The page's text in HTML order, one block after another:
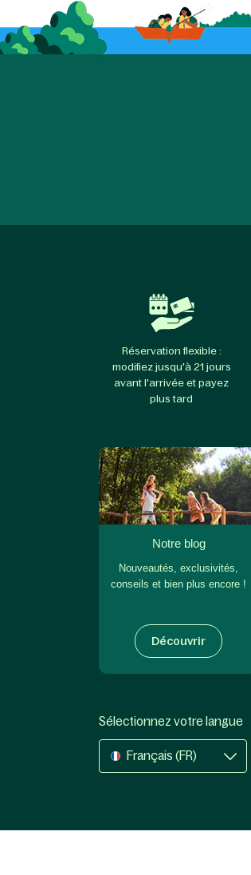
Réservation flexible :
modifiez jusqu'à 21 jours
avant l'arrivée et payez
plus tard
Notre blog
Nouveautés, exclusivités,
conseils et bien plus encore !
Découvrir
Sélectionnez votre langue
Français (FR)